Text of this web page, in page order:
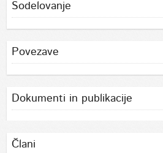
Sodelovanje
Povezave
Dokumenti in publikacije
Člani